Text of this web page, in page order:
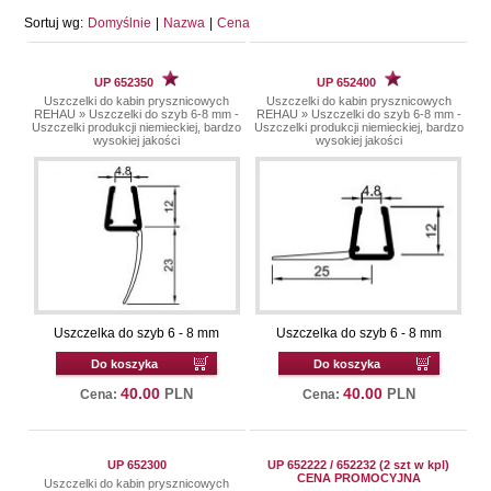
Sortuj wg: Domyślnie Nazwa Cena
UP 652350
Uszczelki do kabin prysznicowych
REHAU »Uszczelki do szyb 6-8 mm -
Uszczelki produkcji niemieckiej, bardzo
wysokiej jakości
Uszczelka do szyb 6 - 8 mm
Do koszyka
Cena: 40.00 PLN
UP 652400
Uszczelki do kabin prysznicowych
REHAU » Uszczelki do szyb 6-8 mm -
Uszczelki produkcji niemieckiej, bardzo
wysokiej jakości
Uszczelka do szyb 6 - 8 mm
Do koszyka
Cena: 40.00 PLN
UP 652300
Uszczelki do kabin prysznicowych
UP 652222 / 652232 (2 szt w kpl)
CENA PROMOCYJNA